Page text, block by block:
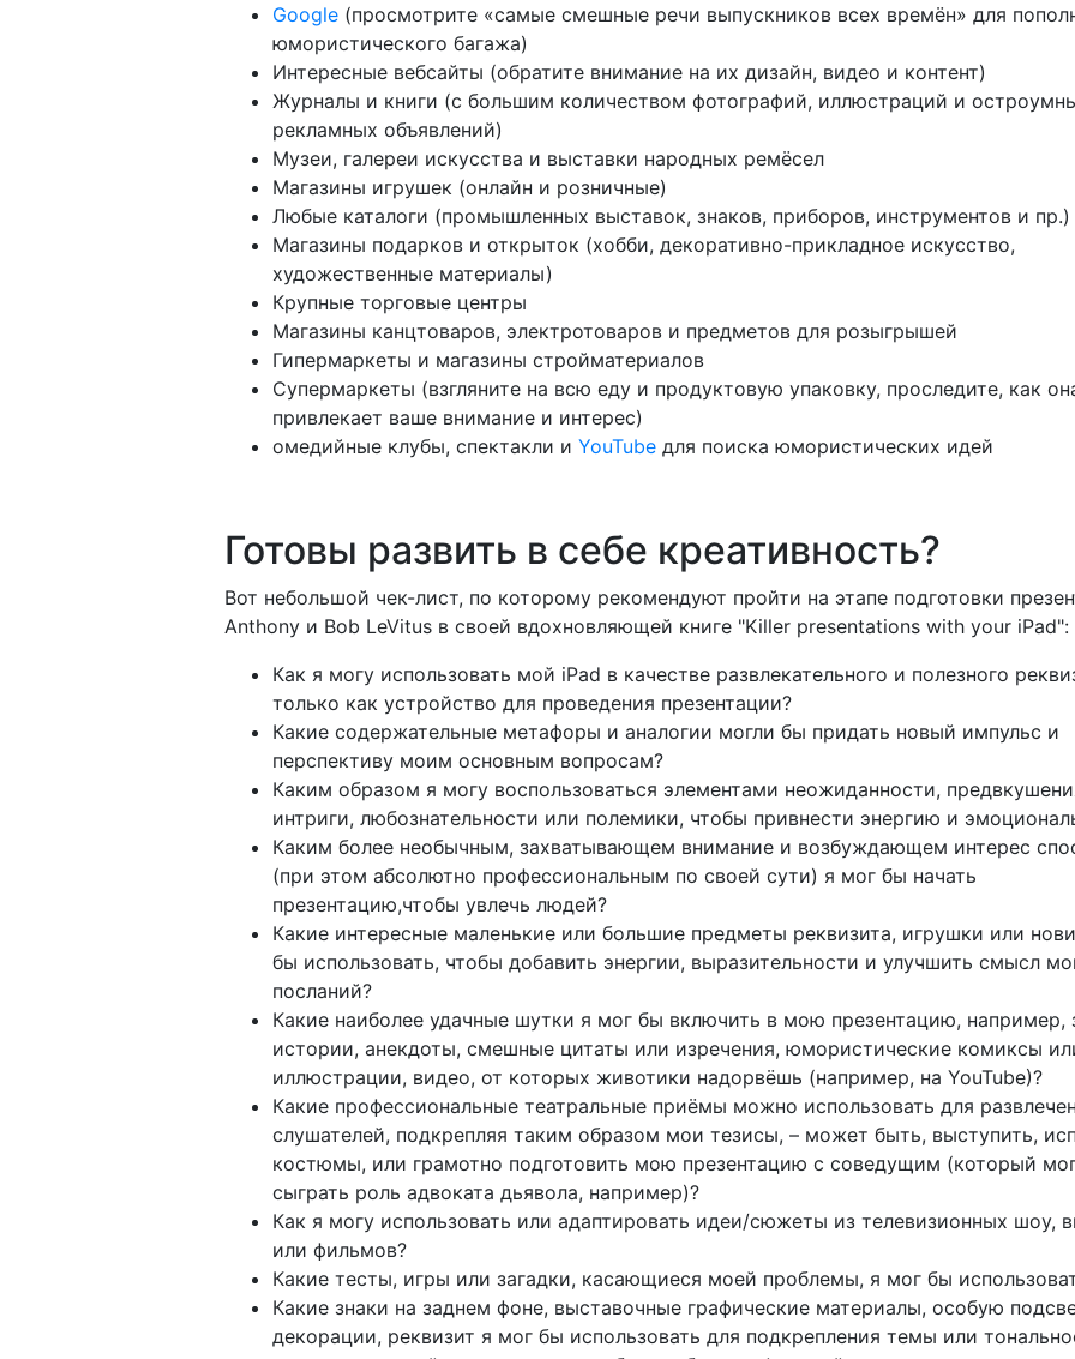
Google (просмотрите «самые смешные речи выпускников всех времён» для
юмористического багажа)
Интересные вебсайты (обратите внимание на их дизайн, видео и контент)
Журналы и книги (с большим количеством фотографий, иллюстраций и
рекламных объявлений)
Музеи, галереи искусства и выставки народных ремёсел
Магазины игрушек (онлайн и розничные)
Любые каталоги (промышленных выставок, знаков, приборов, инструментов и пр.)
Магазины подарков и открыток (хобби, декоративно-прикладное искусство,
художественные материалы)
Крупные торговые центры
Магазины канцтоваров, электротоваров и предметов для розыгрышей
Гипермаркеты и магазины стройматериалов
Супермаркеты (взгляните на всю еду и продуктовую упаковку, проследите, как
привлекает ваше внимание и интерес)
омедийные клубы, спектакли и YouTube для поиска юмористических идей
Готовы развить в себе креативность?
Вот небольшой чек-лист, по которому рекомендуют пройти на этапе подготовки
Anthony и Bob LeVitus в своей вдохновляющей книге "Killer presentations with your iPad":
Как я могу использовать мой iPad в качестве развлекательного и полезного
только как устройство для проведения презентации?
Какие содержательные метафоры и аналогии могли бы придать новый импульс и
перспективу моим основным вопросам?
Каким образом я могу воспользоваться элементами неожиданности,
интриги, любознательности или полемики, чтобы привнести энергию и
Каким более необычным, захватывающем внимание и возбуждающем интерес
(при этом абсолютно профессиональным по своей сути) я мог бы начать
презентацию,чтобы увлечь людей?
Какие интересные маленькие или большие предметы реквизита, игрушки или
бы использовать, чтобы добавить энергии, выразительности и улучшить смысл
посланий?
Какие наиболее удачные шутки я мог бы включить в мою презентацию, например,
истории, анекдоты, смешные цитаты или изречения, юмористические комиксы
иллюстрации, видео, от которых животики надорвёшь (например, на YouTube)?
Какие профессиональные театральные приёмы можно использовать для
слушателей, подкрепляя таким образом мои тезисы, – может быть, выступить,
костюмы, или грамотно подготовить мою презентацию с соведущим (который
сыграть роль адвоката дьявола, например)?
Как я могу использовать или адаптировать идеи/сюжеты из телевизионных шоу,
или фильмов?
Какие тесты, игры или загадки, касающиеся моей проблемы, я мог бы
Какие знаки на заднем фоне, выставочные графические материалы, особую
декорации, реквизит я мог бы использовать для подкрепления темы или